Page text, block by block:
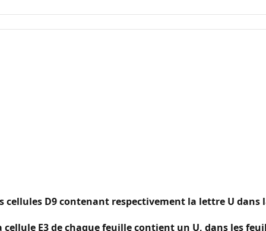
D9 contenant respectivement la lettre U dans
E3 de chaque feuille contient un U, dans les